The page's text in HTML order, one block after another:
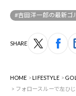
#吉田洋一郎の最新ゴ
SHARE
HOME LIFESTYLE
フォロースルーで左ひ